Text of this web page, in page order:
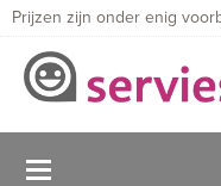
Prijzen zijn onder enig